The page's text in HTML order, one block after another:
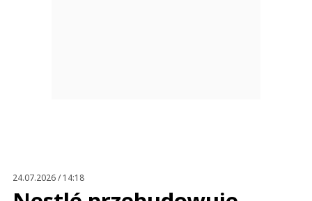
24.07.2026 / 14:18